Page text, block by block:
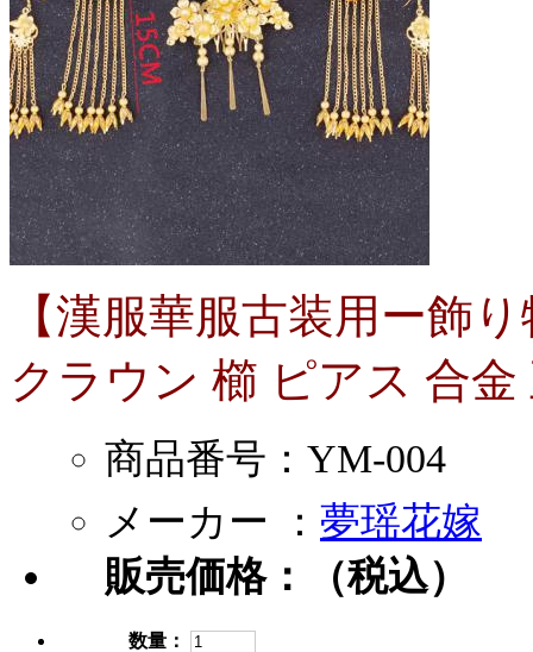
【漢服華服古装用ー飾
クラウン 櫛 ピアス 合金
商品番号：YM-004
メーカー ： 夢瑶花嫁
販売価格：
（税込）
数量：